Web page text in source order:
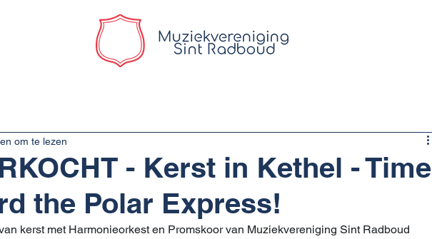
- Kerst in Kethel - Time
the Polar Express!
om te lezen
kerst met Harmonieorkest en Promskoor van Muziekvereniging Sint Radboud